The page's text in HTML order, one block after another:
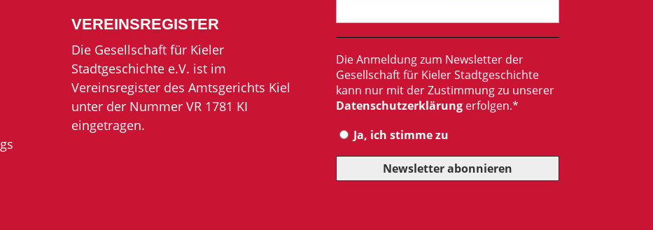
VEREINSREGISTER
Die Gesellschaft für Kieler
Stadtgeschichte e.V. ist im
Vereinsregister des Amtsgerichts Kiel
unter der Nummer VR 1781 KI
eingetragen.
Die Anmeldung zum Newsletter der
Gesellschaft für Kieler Stadtgeschichte
kann nur mit der Zustimmung zu unserer
Datenschutzerklärung erfolgen.*
Ja, ich stimme zu